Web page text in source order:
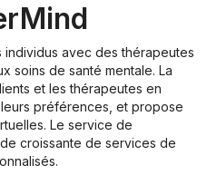
avec des thérapeutes
soins de santé mentale. La
et les thérapeutes en
préférences, et propose
Le service de
croissante de services de